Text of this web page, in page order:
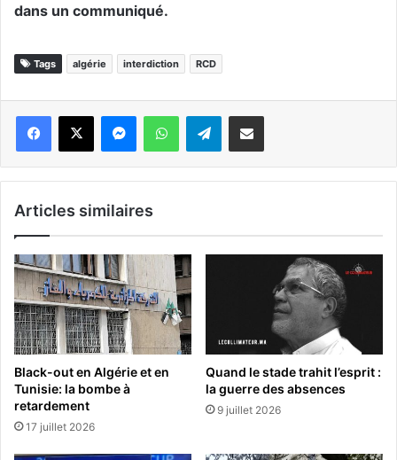
dans un communiqué.
Tags algérie interdiction RCD
WhatsApp Telegram
Articles similaires
Black-out en Algérie et en
Tunisie: la bombe à
retardement
17 juillet 2026
Quand le stade trahit l’esprit :
la guerre des absences
9 juillet 2026